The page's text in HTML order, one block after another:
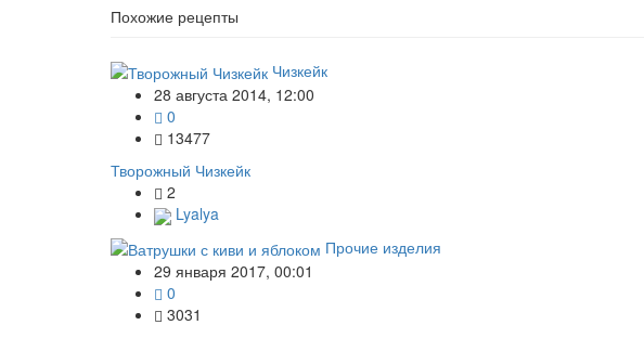
Похожие рецепты
Чизкейк
28 августа 2014, 12:00
0
13477
Творожный Чизкейк
2
Lyalya
Прочие изделия
29 января 2017, 00:01
0
3031